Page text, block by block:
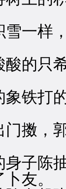
样，
只希
铁打的
擞，郭
陈抽
友。